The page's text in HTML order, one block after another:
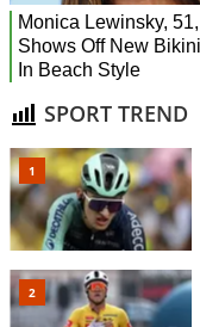
SPORT TREND